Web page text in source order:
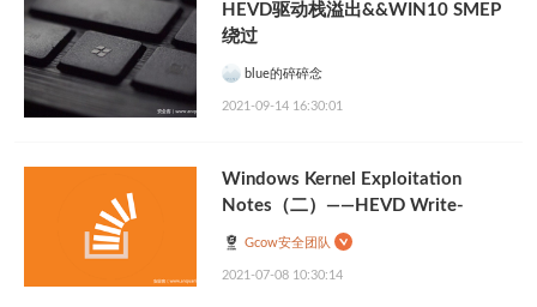
HEVD驱动栈溢出&&WIN10 SMEP
绕过
blue的碎碎念
2021-09-14 16:30:01
Windows Kernel Exploitation
Notes（二）——HEVD Write-
What-Where
Gcow安全团队
2021-07-08 10:30:14